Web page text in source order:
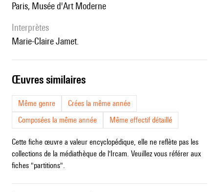
Paris, Musée d'Art Moderne
interprètes
Marie-Claire Jamet.
œuvres similaires
Même genre
Crées la même année
Composées la même année
Même effectif détaillé
Cette fiche œuvre a valeur encyclopédique, elle ne reflète pas les
collections de la médiathèque de l'Ircam. Veuillez vous référer aux
fiches "partitions".